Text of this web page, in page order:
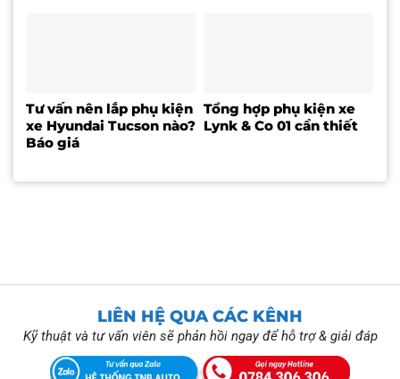
Tư vấn nên lắp phụ kiện
xe Hyundai Tucson nào?
Báo giá
Tổng hợp phụ kiện xe
Lynk & Co 01 cần thiết
LIÊN HỆ QUA CÁC KÊNH
Kỹ thuật và tư vấn viên sẽ phản hồi ngay để hỗ trợ & giải đáp